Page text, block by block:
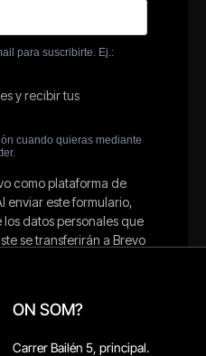
ON SOM?
Carrer Bailén 5, principal.